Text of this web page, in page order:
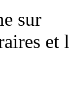
sur
et